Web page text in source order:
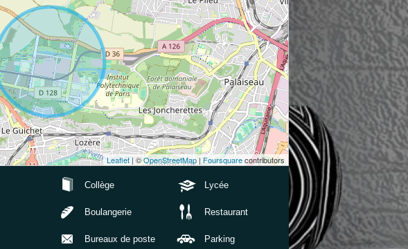
Leaflet| ©OpenStreetMap|Foursquarecontributors
Collège Lycée
Boulangerie Restaurant
Bureaux de poste Parking